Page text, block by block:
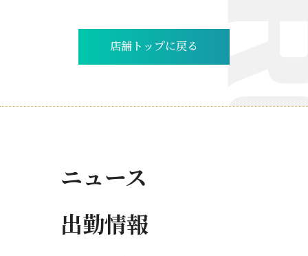
店舗トップに戻る
ニュース
出勤情報